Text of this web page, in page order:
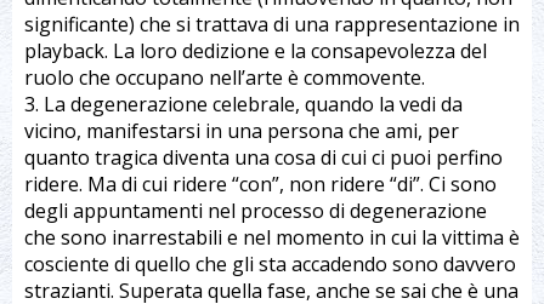
significante) che si trattava di una rappresentazione in
playback. La loro dedizione e la consapevolezza del
ruolo che occupano nell’arte è commovente.
3. La degenerazione celebrale, quando la vedi da
vicino, manifestarsi in una persona che ami, per
quanto tragica diventa una cosa di cui ci puoi perfino
ridere. Ma di cui ridere “con”, non ridere “di”. Ci sono
degli appuntamenti nel processo di degenerazione
che sono inarrestabili e nel momento in cui la vittima è
cosciente di quello che gli sta accadendo sono davvero
strazianti. Superata quella fase, anche se sai che è una